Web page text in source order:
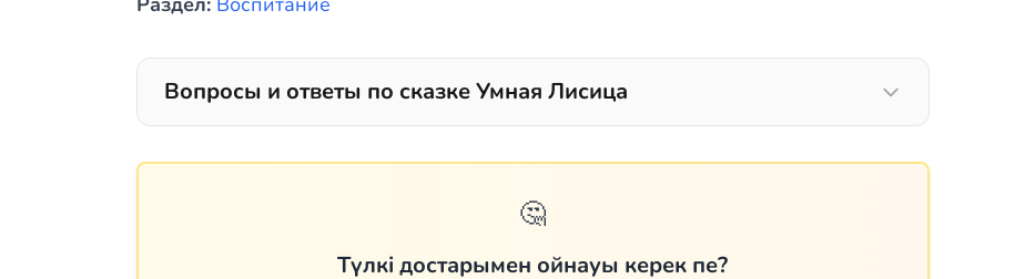
Вопросы и ответы по сказке Умная Лисица
🤔
Түлкі достарымен ойнауы керек пе?